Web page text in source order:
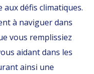
défis climatiques.
à naviguer dans
vous remplissiez
aidant dans les
ainsi une